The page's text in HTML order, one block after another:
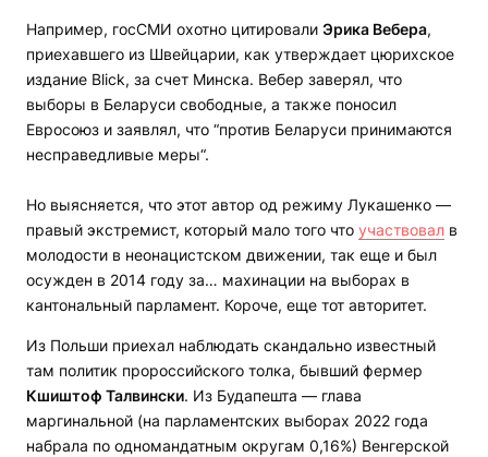
Например, госСМИ охотно цитировали Эрика Вебера,
приехавшего из Швейцарии, как утверждает цюрихское
издание Blick, за счет Минска. Вебер заверял, что
выборы в Беларуси свободные, а также поносил
Евросоюз и заявлял, что “против Беларуси принимаются
несправедливые меры“.
Но выясняется, что этот автор од режиму Лукашенко —
правый экстремист, который мало того что участвовал в
молодости в неонацистском движении, так еще и был
осужден в 2014 году за… махинации на выборах в
кантональный парламент. Короче, еще тот авторитет.
Из Польши приехал наблюдать скандально известный
там политик пророссийского толка, бывший фермер
Кшиштоф Талвински. Из Будапешта — глава
маргинальной (на парламентских выборах 2022 года
набрала по одномандатным округам 0,16%) Венгерской